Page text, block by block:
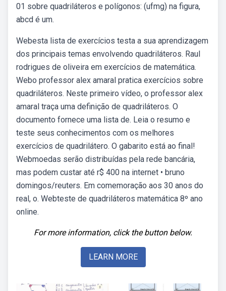
01 sobre quadriláteros e polígonos: (ufmg) na figura,
abcd é um.
Webesta lista de exercícios testa a sua aprendizagem
dos principais temas envolvendo quadriláteros. Raul
rodrigues de oliveira em exercícios de matemática.
Webo professor alex amaral pratica exercícios sobre
quadriláteros. Neste primeiro vídeo, o professor alex
amaral traça uma definição de quadriláteros. O
documento fornece uma lista de. Leia o resumo e
teste seus conhecimentos com os melhores
exercícios de quadrilátero. O gabarito está ao final!
Webmoedas serão distribuídas pela rede bancária,
mas podem custar até r$ 400 na internet • bruno
domingos/reuters. Em comemoração aos 30 anos do
real, o. Webteste de quadriláteros matemática 8º ano
online.
For more information, click the button below.
LEARN MORE